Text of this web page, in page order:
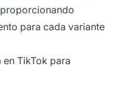
para cada variante
TikTok para